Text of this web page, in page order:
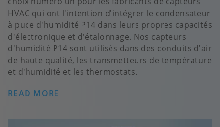
HVAC qui ont l'intention d'intégrer le condensateur
à puce d'humidité P14 dans leurs propres capacités
d'électronique et d'étalonnage. Nos capteurs
d'humidité P14 sont utilisés dans des conduits d'air
de haute qualité, les transmetteurs de température
et d'humidité et les thermostats.
READ MORE